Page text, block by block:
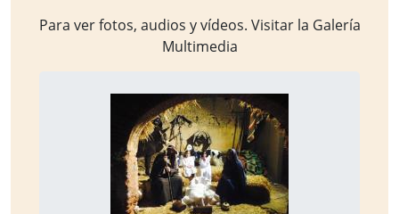
Para ver fotos, audios y vídeos. Visitar la Galería
Multimedia